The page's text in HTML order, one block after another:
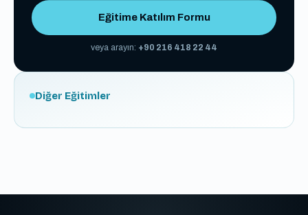
Eğitime Katılım Formu
veya arayın: +90 216 418 22 44
Diğer Eğitimler